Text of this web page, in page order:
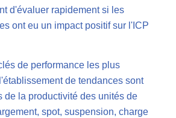
d'évaluer rapidement si les
ont eu un impact positif sur l'ICP
de performance les plus
de tendances sont
de la productivité des unités de
spot, suspension, charge